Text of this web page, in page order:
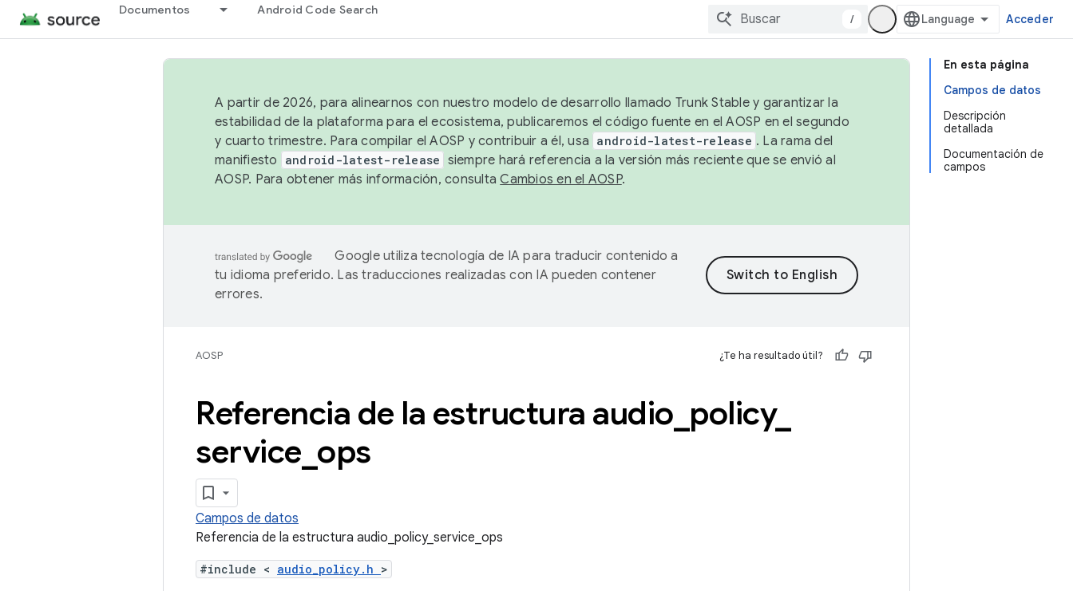
Documentos Android Code Search
/ Acceder
En esta página
Campos de datos
Descripción
detallada
Documentación de
campos
A partir de 2026, para alinearnos con nuestro modelo de desarrollo llamado Trunk Stable y garantizar la
estabilidad de la plataforma para el ecosistema, publicaremos el código fuente en el AOSP en el segundo
y cuarto trimestre. Para compilar el AOSP y contribuir a él, usa android-latest-release . La rama del
manifiesto
android-latest-release siempre hará referencia a la versión más reciente que se envió al
AOSP. Para obtener más información, consultaCambios en el AOSP.
Google utiliza tecnología de IA para traducir contenido a
tu idioma preferido. Las traducciones realizadas con IA pueden contener
errores.
AOSP ¿Te ha resultado útil?
Referencia de la estructura audio policy_
service ops
Campos de datos
Referencia de la estructura audio_policy_service_ops
#include < audio_policy.h >